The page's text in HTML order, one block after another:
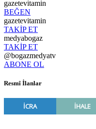
gazetevitamin
BEĞEN
gazetevitamin
TAKİP ET
medyabogaz
TAKİP ET
@bogazmedyatv
ABONE OL
Resmî İlanlar